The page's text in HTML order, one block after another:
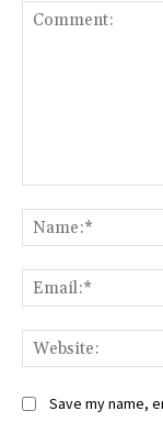
Save my name,